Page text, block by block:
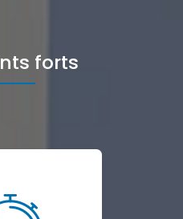
forts